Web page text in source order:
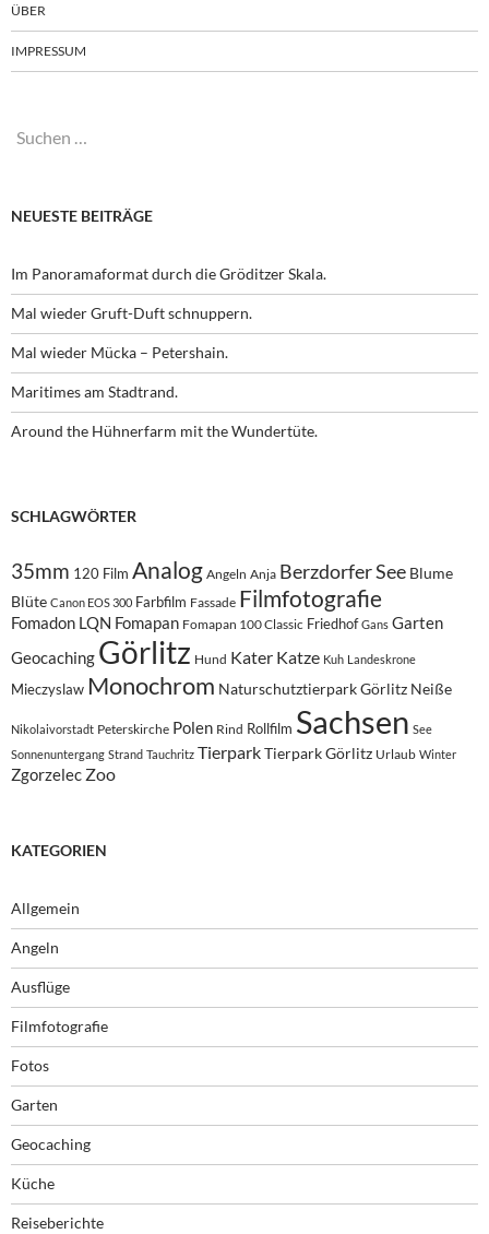
ÜBER
IMPRESSUM
Suchen
NEUESTE BEITRÄGE
Im Panoramaformat durch die Gröditzer Skala.
Mal wieder Gruft-Duft schnuppern.
Mal wieder Mücka – Petershain.
Maritimes am Stadtrand.
Around the Hühnerfarm mit the Wundertüte.
SCHLAGWÖRTER
35mm 120 Film Analog Angeln Anja Berzdorfer See Blume
Blüte Canon EOS 300 Farbfilm Fassade Filmfotografie
Fomadon LQN Fomapan Fomapan 100 Classic Friedhof Gans Garten
Geocaching Görlitz Hund Kater Katze Kuh Landeskrone
Mieczyslaw Monochrom Naturschutztierpark Görlitz Neiße
Nikolaivorstadt Peterskirche Polen Rind Rollfilm Sachsen See
Sonnenuntergang Strand Tauchritz TierparkTierpark Görlitz Urlaub Winter
Zgorzelec Zoo
KATEGORIEN
Allgemein
Angeln
Ausflüge
Filmfotografie
Fotos
Garten
Geocaching
Küche
Reiseberichte